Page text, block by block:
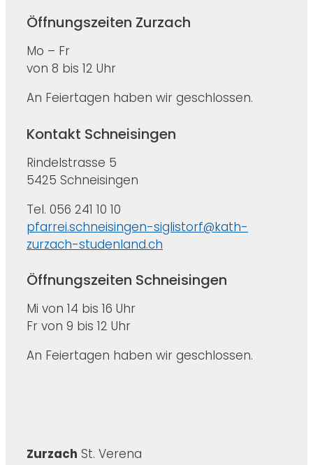
Öffnungszeiten Zurzach
Mo – Fr
von 8 bis 12 Uhr
An Feiertagen haben wir geschlossen.
Kontakt Schneisingen
Rindelstrasse 5
5425 Schneisingen
Tel. 056 241 10 10
pfarrei.schneisingen-siglistorf@kath-
zurzach-studenland.ch
Öffnungszeiten Schneisingen
Mi von 14 bis 16 Uhr
Fr von 9 bis 12 Uhr
An Feiertagen haben wir geschlossen.
Zurzach St. Verena